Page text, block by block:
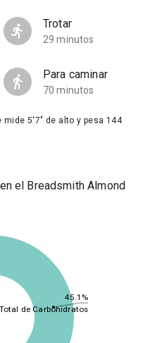
Trotar
29 minutos
Para caminar
70 minutos
mide 5'7" de alto y pesa 144
el Breadsmith Almond
45.1%
de Carbohidratos